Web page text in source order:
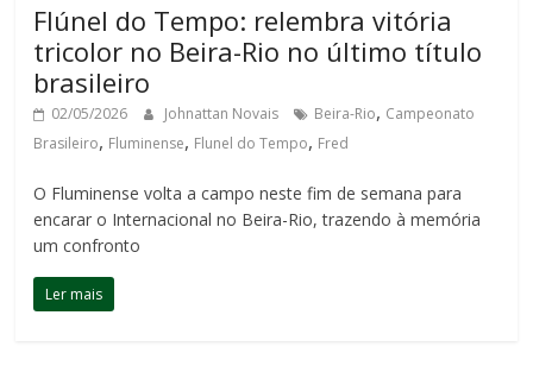
Flúnel do Tempo: relembra vitória
tricolor no Beira-Rio no último título
brasileiro
02/05/2026 Johnattan Novais Beira-Rio, Campeonato
Brasileiro, Fluminense, Flunel do Tempo, Fred
O Fluminense volta a campo neste fim de semana para
encarar o Internacional no Beira-Rio, trazendo à memória
um confronto
Ler mais